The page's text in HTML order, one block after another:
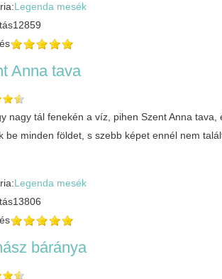
Legenda mesék
12859
Anna tava
nagy tál fenekén a víz, pihen Szent Anna
be minden földet, s szebb képet ennél nem
Legenda mesék
13806
báránya